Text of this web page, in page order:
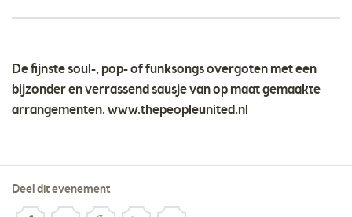
De fijnste soul-, pop- of funksongs overgoten met een
bijzonder en verrassend sausje van op maat gemaakte
arrangementen. www.thepeopleunited.nl
Deel dit evenement